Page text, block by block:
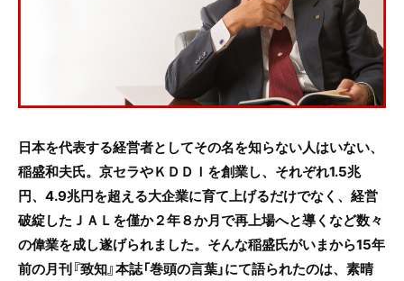
日本を代表する経営者としてその名を知らない人はいない、
稲盛和夫氏。京セラやＫＤＤＩを創業し、それぞれ1.5兆
円、4.9兆円を超える大企業に育て上げるだけでなく、経営
破綻したＪＡＬを僅か２年８か月で再上場へと導くなど数々
の偉業を成し遂げられました。そんな稲盛氏がいまから15年
前の月刊『致知』本誌「巻頭の言葉」にて語られたのは、素晴